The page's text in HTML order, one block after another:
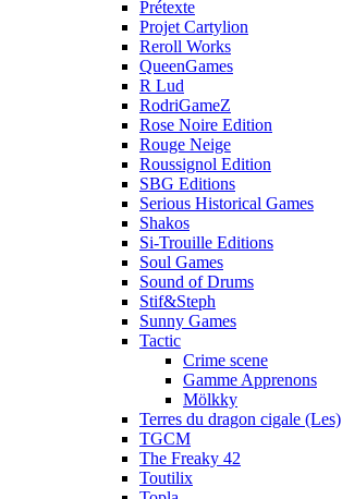
Prétexte
Projet Cartylion
Reroll Works
QueenGames
R Lud
RodriGameZ
Rose Noire Edition
Rouge Neige
Roussignol Edition
SBG Editions
Serious Historical Games
Shakos
Si-Trouille Editions
Soul Games
Sound of Drums
Stif&Steph
Sunny Games
Tactic
Crime scene
Gamme Apprenons
Mölkky
Terres du dragon cigale (Les)
TGCM
The Freaky 42
Toutilix